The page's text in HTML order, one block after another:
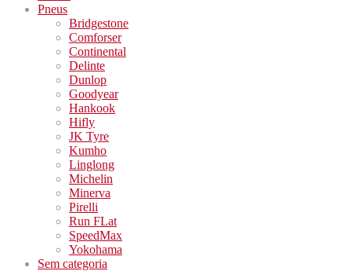
Pneus
Bridgestone
Comforser
Continental
Delinte
Dunlop
Goodyear
Hankook
Hifly
JK Tyre
Kumho
Linglong
Michelin
Minerva
Pirelli
Run FLat
SpeedMax
Yokohama
Sem categoria